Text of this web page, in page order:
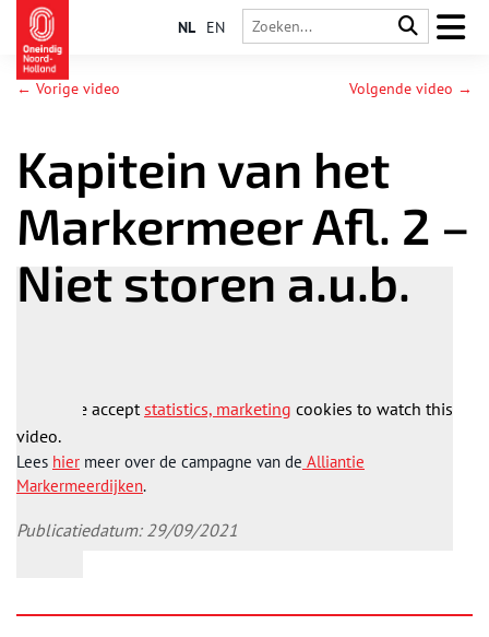
NL EN
← Vorige video Volgende video →
Kapitein van het
Markermeer Afl. 2 –
Niet storen a.u.b.
Please acceptstatistics, marketing cookies to watch this
video.
Lees hier meer over de campagne van de Alliantie
Markermeerdijken.
Publicatiedatum: 29/09/2021